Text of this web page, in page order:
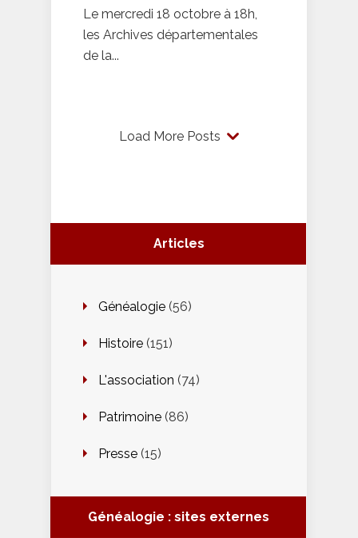
Le mercredi 18 octobre à 18h,
les Archives départementales
de la...
Load More Posts
Articles
Généalogie (56)
Histoire (151)
L'association (74)
Patrimoine (86)
Presse (15)
Généalogie : sites externes